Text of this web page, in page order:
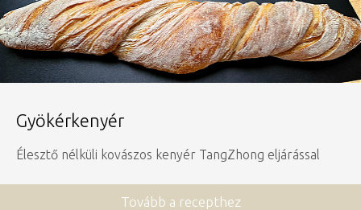
Gyökérkenyér
Élesztő nélküli kovászos kenyér TangZhong eljárással
Tovább a recepthez